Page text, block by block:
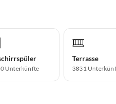
Unterkünfte
Terrasse
3831